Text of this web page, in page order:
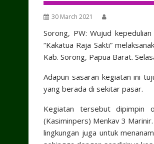
30 March 2021
Sorong, PW: Wujud
“Kakatua Raja Sakti”
Kab. Sorong, Papua Barat.
Adapun sasaran kegiatan ini
yang berada di sekitar pasar.
Kegiatan tersebut dipimpin
(Kasiminpers) Menkav 3
lingkungan juga untuk